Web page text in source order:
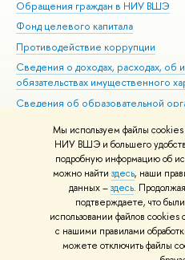
Мы используем файлы cookies
НИУ ВШЭ и большего
подробную информацию об
можно найти здесь, наши
данных –здесь.
подтверждаете, что
использовании файлов
с нашими правилами
можете отключить файлы
Обращения граждан в НИУ ВШЭ
Фонд целевого капитала
Противодействие коррупции
Сведения о доходах, расходах, об
обязательствах имущественного
Сведения об образовательной
Людям с ограниченными
Единая платежная страница
Работа в Вышке
© НИУ ВШЭ 1993–2026 Адреса и
материалов Политика
Шрифты HSE Sans и HSE Slab